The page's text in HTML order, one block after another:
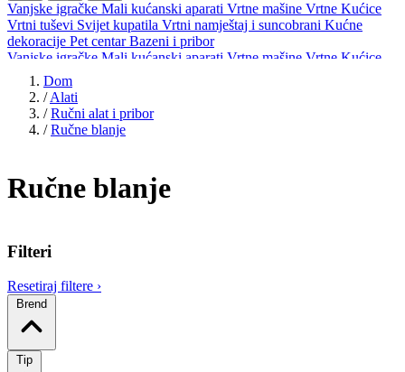
Vanjske igračke Mali kućanski aparati Vrtne mašine Vrtne Kućice
Vrtni tuševi Svijet kupatila Vrtni namještaj i suncobrani Kućne
dekoracije Pet centarBazeni i pribor
Vanjske igračke Mali kućanski aparati Vrtne mašine Vrtne Kućice
Vrtni tuševi
dekoracijePet centar
Dom
/ Alati
/ Ručni alat i pribor
/ Ručne blanje
Ručne blanje
Filteri
Resetiraj filtere ›
Brend
Tip